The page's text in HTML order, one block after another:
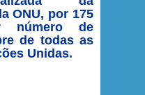
ONU, por 175
número de
de todas as
Unidas.